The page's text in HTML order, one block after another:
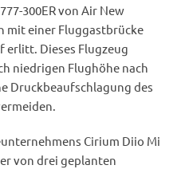
300ER von Air New
mit einer Fluggastbrücke
erlitt. Dieses Flugzeug
niedrigen Flughöhe nach
Druckbeaufschlagung des
Cirium Diio Mi
von drei geplanten